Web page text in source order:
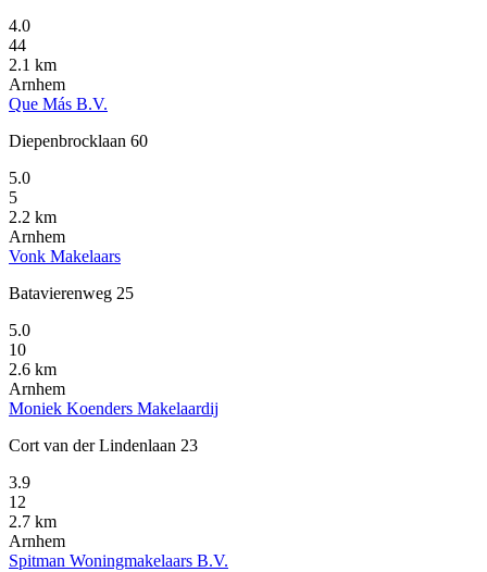
4.0
44
2.1 km
Arnhem
Que Más B.V.
Diepenbrocklaan 60
5.0
5
2.2 km
Arnhem
Vonk Makelaars
Batavierenweg 25
5.0
10
2.6 km
Arnhem
Moniek Koenders Makelaardij
Cort van der Lindenlaan 23
3.9
12
2.7 km
Arnhem
Spitman Woningmakelaars B.V.